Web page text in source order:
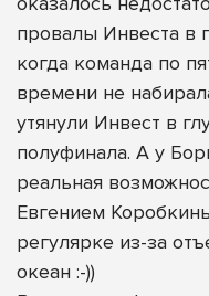
провалы Инвеста в
когда команда по
времени не
утянули Инвест в
полуфинала. А у
реальная
Евгением
регулярке из-за
океан :-))